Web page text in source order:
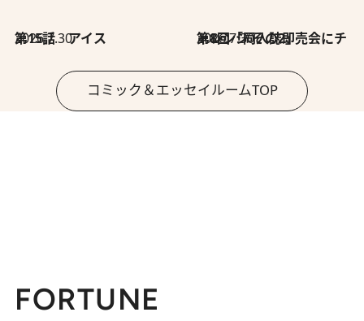
2026.7.30
第15話 アイス 2026.7.30
第8回「同人誌即売会にチャレンジ その2」
コミック＆エッセイルームTOP
FORTUNE